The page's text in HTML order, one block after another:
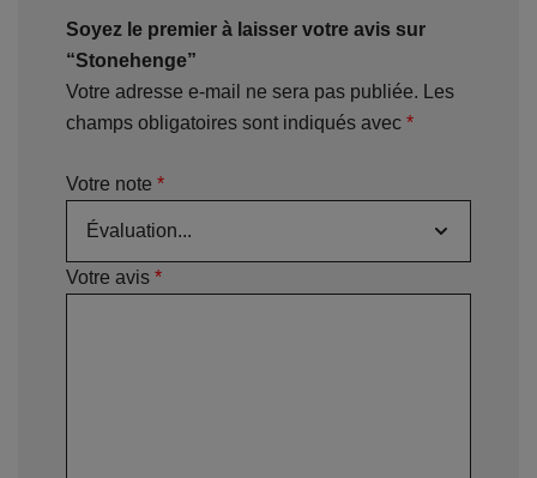
Soyez le premier à laisser votre avis sur
“Stonehenge”
Votre adresse e-mail ne sera pas publiée.
Les
champs obligatoires sont indiqués avec *
Votre note *
Votre avis *